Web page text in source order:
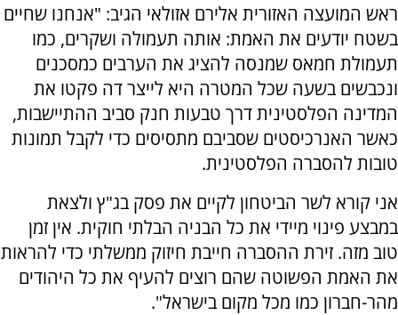
ראש המועצה האזורית אלירם אזולאי הגיב: "אנחנו שחיים
בשטח יודעים את האמת: אותה תעמולה ושקרים, כמו
תעמולת חמאס שמנסה להציג את הערבים כמסכנים
ונכבשים בשעה שכל המטרה היא לייצר דה פקטו את
המדינה הפלסטינית דרך טבעות חנק סביב ההתיישבות,
כאשר האנרכיסטים שסביבם מתסיסים כדי לקבל תמונות
טובות להסברה הפלסטינית.
אני קורא לשר הביטחון לקיים את פסק בג"ץ ולצאת
במבצע פינוי מיידי את כל הבניה הבלתי חוקית. אין זמן
טוב מזה. זירת ההסברה חייבת חיזוק ממשלתי כדי להראות
את האמת הפשוטה שהם רוצים להעיף את כל היהודים
מהר-חברון כמו מכל מקום בישראל".